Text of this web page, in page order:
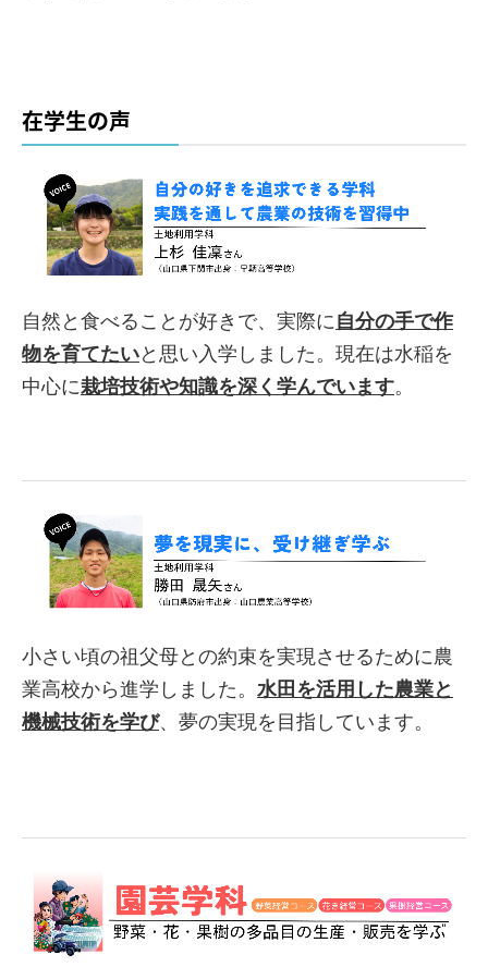
在学生の声
自然と食べることが好きで、実際に 自分の手で作
物を育てたいと思い入学しました。現在は水稲を
中心に栽培技術や知識を深く学んでいます。
小さい頃の祖父母との約束を実現させるために農
業高校から進学しました。 水田を活用した農業と
機械技術を学び、夢の実現を目指しています。